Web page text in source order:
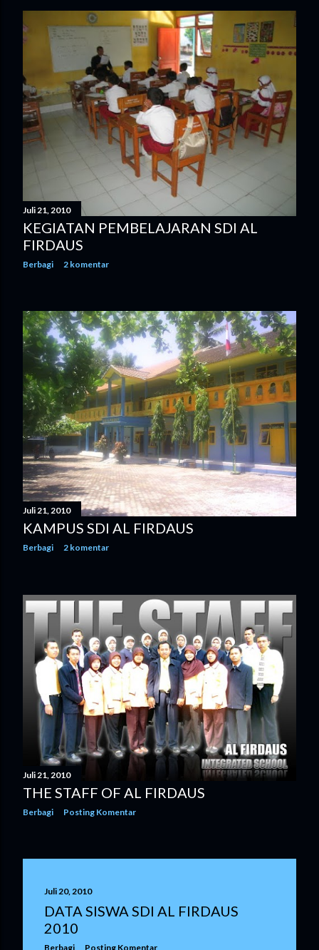
Juli 21, 2010
KEGIATAN PEMBELAJARAN SDI AL
FIRDAUS
Berbagi 2 komentar
Juli 21, 2010
KAMPUS SDI AL FIRDAUS
Berbagi 2 komentar
Juli 21, 2010
THE STAFF OF AL FIRDAUS
Berbagi Posting Komentar
Juli 20, 2010
DATA SISWA SDI AL FIRDAUS
2010
Berbagi Posting Komentar